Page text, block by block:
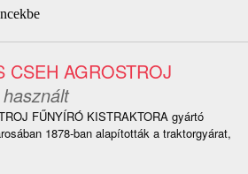
CSEH AGROSTROJ
FŰNYÍRÓ KISTRAKTORA gyártó
1878-ban alapították a traktorgyárat,